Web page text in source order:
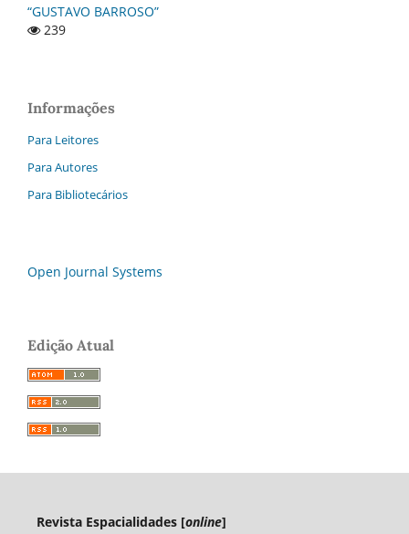
“GUSTAVO BARROSO”
239
Informações
Para Leitores
Para Autores
Para Bibliotecários
Open Journal Systems
Edição Atual
Revista Espacialidades [online]